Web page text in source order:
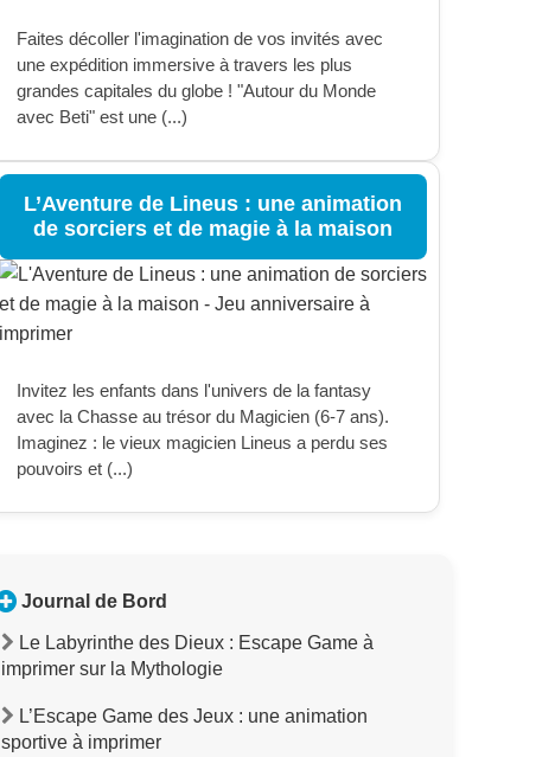
Faites décoller l'imagination de vos invités avec
une expédition immersive à travers les plus
grandes capitales du globe ! "Autour du Monde
avec Beti" est une (...)
L’Aventure de Lineus : une animation
de sorciers et de magie à la maison
Invitez les enfants dans l'univers de la fantasy
avec la Chasse au trésor du Magicien (6-7 ans).
Imaginez : le vieux magicien Lineus a perdu ses
pouvoirs et (...)
Journal de Bord
Le Labyrinthe des Dieux : Escape Game à
imprimer sur la Mythologie
L’Escape Game des Jeux : une animation
sportive à imprimer